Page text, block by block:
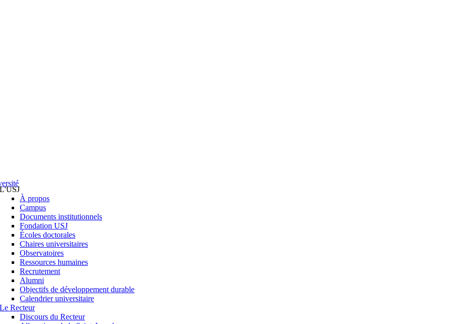
L'USJ
À propos
Campus
Documents institutionnels
Fondation USJ
Écoles doctorales
Chaires universitaires
Observatoires
Ressources humaines
Recrutement
Alumni
Objectifs de développement durable
Calendrier universitaire
Le Recteur
Discours du Recteur